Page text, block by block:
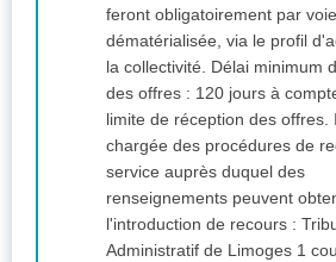
feront obligatoirement par voie
dématérialisée, via le profil
la collectivité. Délai minimum de validité
des offres : 120 jours à
limite de réception des offres. Instance
chargée des procédures de
service auprès duquel des
renseignements peuvent
l'introduction de recours :
Administratif de Limoges 1